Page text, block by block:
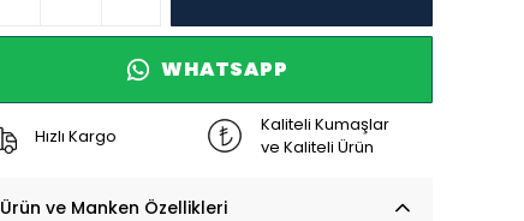
WHATSAPP
Hızlı Kargo
Kaliteli Kumaşlar
ve Kaliteli Ürün
Ürün ve Manken Özellikleri